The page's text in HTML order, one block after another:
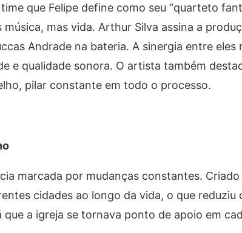
que Felipe define como seu “quarteto
mas vida. Arthur Silva assina a
Andrade na bateria. A sinergia entre eles
e qualidade sonora. O artista também
pilar constante em todo o processo.
marcada por mudanças constantes.
cidades ao longo da vida, o que reduziu
a igreja se tornava ponto de apoio em